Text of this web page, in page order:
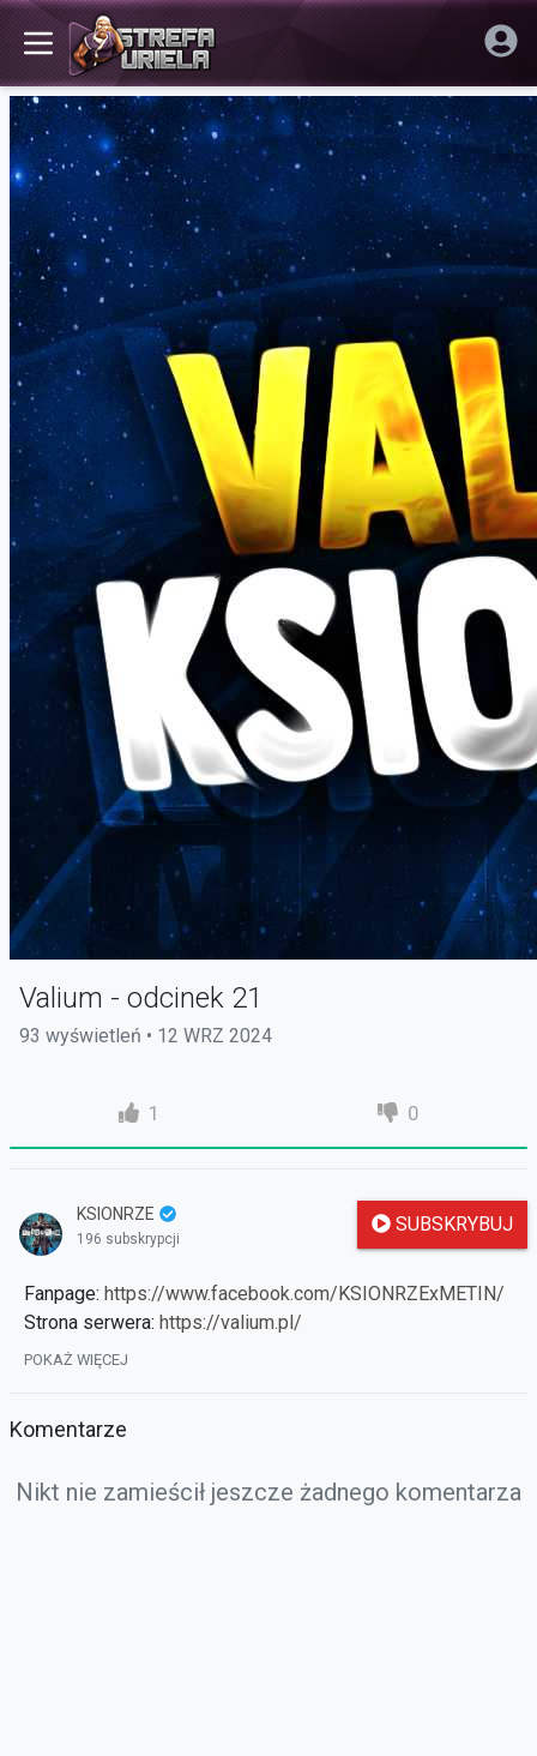
Valium - odcinek 21
93 wyświetleń • 12 WRZ 2024
1 0
KSIONRZE
196 subskrypcji
SUBSKRYBUJ
Fanpage: https://www.facebook.com/KSIONRZExMETIN/
Strona serwera: https://valium.pl/
Fanpage Valium:
POKAŻ WIĘCEJ
Komentarze
Nikt nie zamieścił jeszcze żadnego komentarza